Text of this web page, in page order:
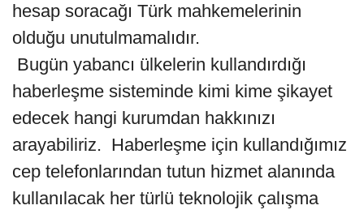
hesap soracağı Türk mahkemelerinin
olduğu unutulmamalıdır.
Bugün yabancı ülkelerin kullandırdığı
haberleşme sisteminde kimi kime şikayet
edecek hangi kurumdan hakkınızı
arayabiliriz. Haberleşme için kullandığımız
cep telefonlarından tutun hizmet alanında
kullanılacak her türlü teknolojik çalışma